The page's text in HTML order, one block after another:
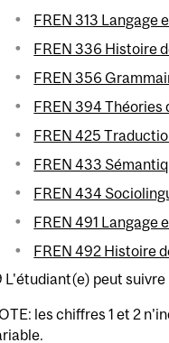
FREN 313 Langage
FREN 336 Histoire
FREN 356
FREN 394
FREN 425
FREN 433
FREN 434
FREN 491 Langage
FREN 492 Histoire
L'étudiant(e) peut suivre
les chiffres 1 et 2